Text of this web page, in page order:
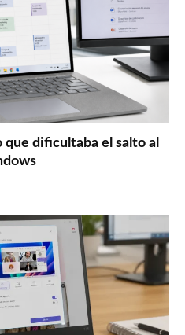
dificultaba el salto al